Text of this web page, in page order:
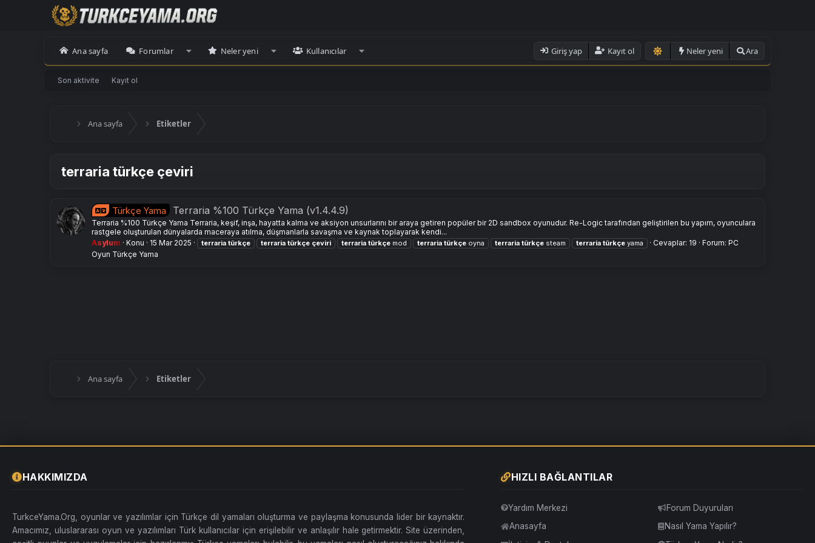
Ana sayfa Forumlar Neler yeni Kullanıcılar Giriş yap Kayıt ol Neler yeni Ara
Son aktivite Kayıt ol
Ana sayfa Etiketler
terraria türkçe çeviri
Türkçe Yama Terraria %100 Türkçe Yama (v1.4.4.9)
Terraria %100 Türkçe Yama Terraria, keşif, inşa, hayatta kalma ve aksiyon unsurlarını bir araya getiren popüler bir 2D sandbox oyunudur. Re-Logic tarafından geliştirilen bu yapım, oyunculara
rastgele oluşturulan dünyalarda maceraya atılma, düşmanlarla savaşma ve kaynak toplayarak kendi...
Asylum
Konu 15 Mar 2025 terraria türkçe terraria türkçe çeviri terraria türkçe mod terraria türkçe oyna terraria türkçe steam terraria türkçe yama Cevaplar: 19 Forum: PC
Oyun Türkçe Yama
Ana sayfa Etiketler
HAKKIMIZDA
TurkceYama.Org, oyunlar ve yazılımlar için Türkçe dil yamaları oluşturma ve paylaşma konusunda lider bir kaynaktır.
Amacımız, uluslararası oyun ve yazılımları Türk kullanıcılar için erişilebilir ve anlaşılır hale getirmektir. Site üzerinden,
HIZLI BAĞLANTILAR
Yardım Merkezi
Anasayfa
Forum Duyuruları
Nasıl Yama Yapılır?